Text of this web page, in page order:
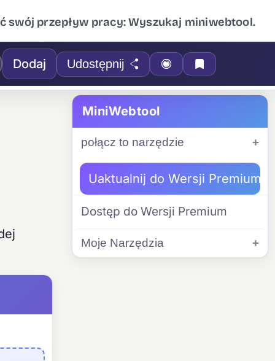
swój przepływ pracy: Wyszukaj miniwebtool.
Dodaj Udostępnij
MiniWebtool
połącz to narzędzie
Uaktualnij do Wersji Premium
Dostęp do Wersji Premium
Moje Narzędzia